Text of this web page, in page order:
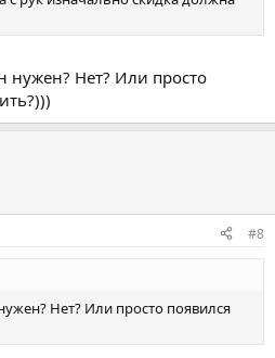
нужен? Нет? Или просто
#8
Нет? Или просто появился